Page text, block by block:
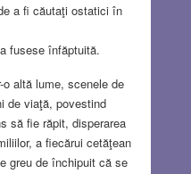
a fi căutaţi ostatici în
fusese înfăptuită.
altă lume, scenele de
de viaţă, povestind
să fie răpit, disperarea
a fiecărui cetăţean
greu de închipuit că se